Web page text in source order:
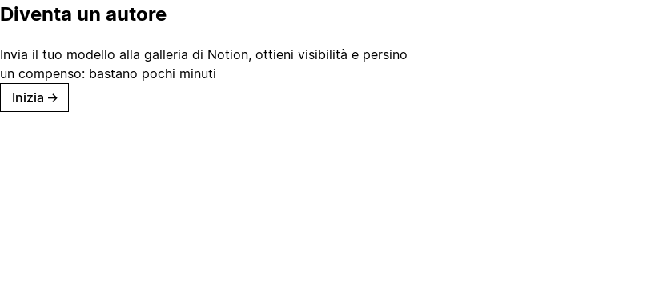
Diventa un autore
Invia il tuo modello alla galleria di Notion, ottieni visibilità e persino
un compenso: bastano pochi minuti
Inizia →